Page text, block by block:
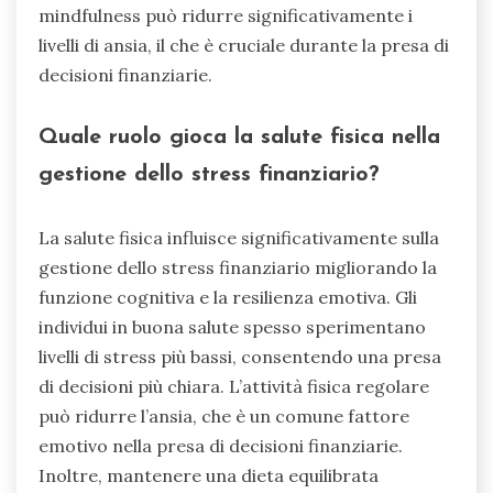
mindfulness può ridurre significativamente i
livelli di ansia, il che è cruciale durante la presa di
decisioni finanziarie.
Quale ruolo gioca la salute fisica nella
gestione dello stress finanziario?
La salute fisica influisce significativamente sulla
gestione dello stress finanziario migliorando la
funzione cognitiva e la resilienza emotiva. Gli
individui in buona salute spesso sperimentano
livelli di stress più bassi, consentendo una presa
di decisioni più chiara. L’attività fisica regolare
può ridurre l’ansia, che è un comune fattore
emotivo nella presa di decisioni finanziarie.
Inoltre, mantenere una dieta equilibrata